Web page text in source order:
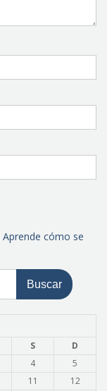
Aprende cómo se
S
D
4
5
11 12